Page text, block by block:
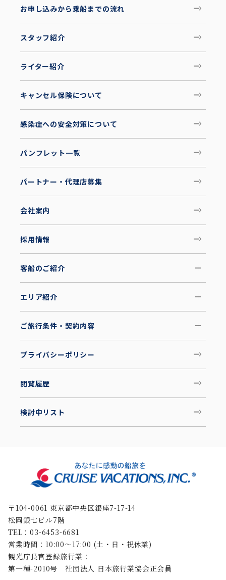
お申し込みから乗船までの流れ
スタッフ紹介
ライター紹介
キャンセル保険について
感染症への安全対策について
パンフレット一覧
パートナー・代理店募集
会社案内
採用情報
客船のご紹介
エリア紹介
ご旅行条件・契約内容
プライバシーポリシー
閲覧履歴
検討中リスト
〒104-0061 東京都中央区銀座7-17-14
松岡銀七ビル7階
TEL：03-6453-6681
営業時間：10:00〜17:00 (土・日・祝休業)
観光庁長官登録旅行業：
第一種-2010号 社団法人 日本旅行業協会正会員